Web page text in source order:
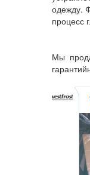
одежду.
процесс
Мы